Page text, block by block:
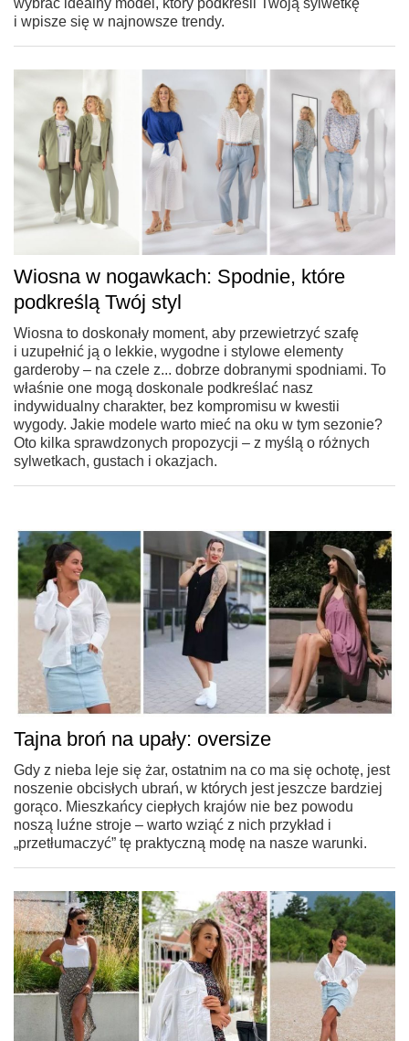
i wpisze się w najnowsze trendy.
Wiosna w nogawkach: Spodnie, które
podkreślą Twój styl
Wiosna to doskonały moment, aby przewietrzyć szafę
i uzupełnić ją o lekkie, wygodne i stylowe elementy
garderoby – na czele z... dobrze dobranymi spodniami. To
właśnie one mogą doskonale podkreślać nasz
indywidualny charakter, bez kompromisu w kwestii
wygody. Jakie modele warto mieć na oku w tym sezonie?
Oto kilka sprawdzonych propozycji – z myślą o różnych
sylwetkach, gustach i okazjach.
Tajna broń na upały: oversize
Gdy z nieba leje się żar, ostatnim na co ma się ochotę, jest
noszenie obcisłych ubrań, w których jest jeszcze bardziej
gorąco. Mieszkańcy ciepłych krajów nie bez powodu
noszą luźne stroje – warto wziąć z nich przykład i
„przetłumaczyć” tę praktyczną modę na nasze warunki.